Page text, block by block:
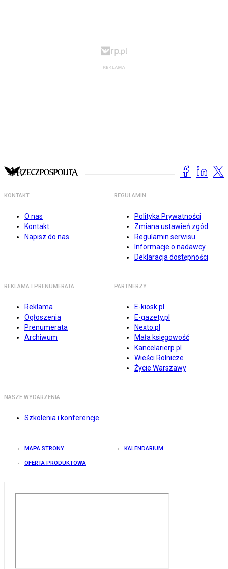
KONTAKT
O nas
Kontakt
Napisz do nas
REGULAMIN
Polityka Prywatności
Zmiana ustawień zgód
Regulamin serwisu
Informacje o nadawcy
Deklaracja dostępności
REKLAMA I PRENUMERATA
Reklama
Ogłoszenia
Prenumerata
Archiwum
PARTNERZY
E-kiosk.pl
E-gazety.pl
Nexto.pl
Mała księgowość
Kancelarierp.pl
Wieści Rolnicze
Życie Warszawy
NASZE WYDARZENIA
Szkolenia i konferencje
MAPA STRONY KALENDARIUM
OFERTA PRODUKTOWA